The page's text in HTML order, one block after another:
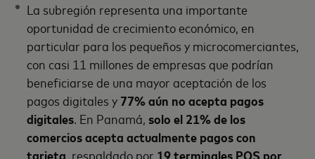
La subregión representa una importante
oportunidad de crecimiento económico, en
particular para los pequeños y microcomerciantes,
con casi 11 millones de empresas que podrían
beneficiarse de una mayor aceptación de los
pagos digitales y 77% aún no acepta pagos
digitales. En Panamá,solo el 21% de los
comercios acepta actualmente pagos con
tarjeta, respaldado por 19 terminales POS por